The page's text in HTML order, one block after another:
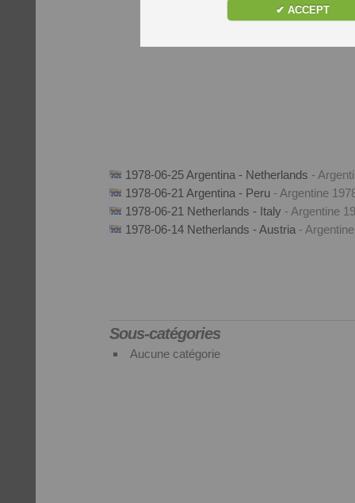
1978-06-25 Argentina - Netherlands -
1978-06-21 Argentina - Peru - Argentine
1978-06-21 Netherlands - Italy - Argentine
1978-06-14 Netherlands - Austria -
Sous-catégories
Aucune catégorie
✔ ACCEPT